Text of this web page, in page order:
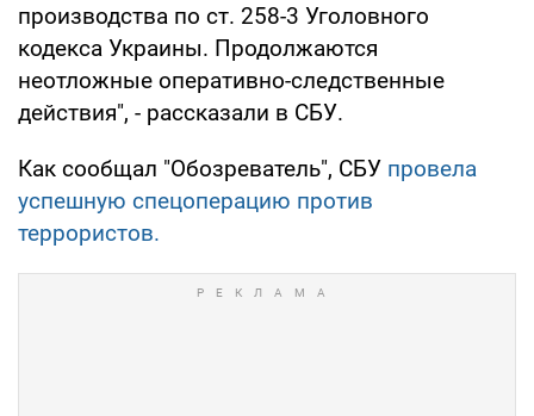
производства по ст. 258-3 Уголовного
кодекса Украины. Продолжаются
неотложные оперативно-следственные
действия", - рассказали в СБУ.
Как сообщал "Обозреватель", СБУ провела
успешную спецоперацию против
террористов.